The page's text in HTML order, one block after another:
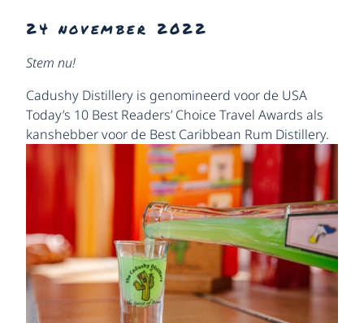
24 november 2022
Stem nu!
Cadushy Distillery is genomineerd voor de USA
Today’s 10 Best Readers’ Choice Travel Awards als
kanshebber voor de Best Caribbean Rum Distillery.